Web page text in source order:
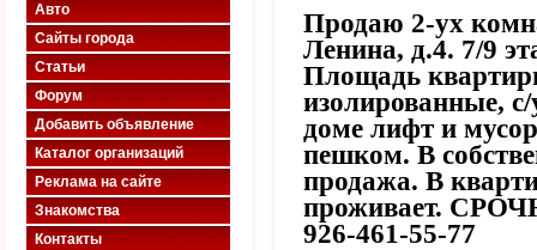
Авто
Сайты города
Статьи
Форум
Добавить объявление
Каталог организаций
Реклама на сайте
Знакомства
Контакты
Продаю 2-ух
Ленина, д.4. 7/9
Площадь
изолированные,
доме лифт и
пешком. В
продажа. В
проживает.
926-461-55-77